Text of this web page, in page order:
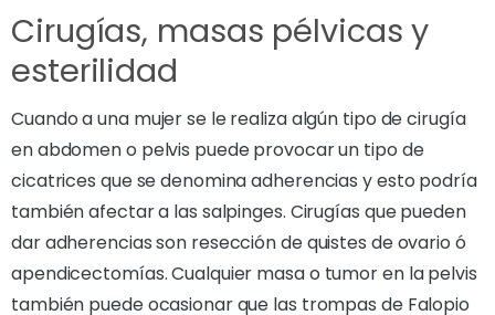
Cirugías, masas pélvicas y
esterilidad
Cuando a una mujer se le realiza algún tipo de cirugía
en abdomen o pelvis puede provocar un tipo de
cicatrices que se denomina adherencias y esto podría
también afectar a las salpinges. Cirugías que pueden
dar adherencias son resección de quistes de ovario ó
apendicectomías. Cualquier masa o tumor en la pelvis
también puede ocasionar que las trompas de Falopio